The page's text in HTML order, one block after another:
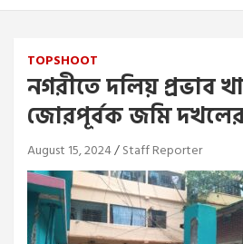
TOPSHOOT
নগরীতে দলিয় প্রভাব
জোরপূর্বক জমি দখলের
August 15, 2024 Staff Reporter